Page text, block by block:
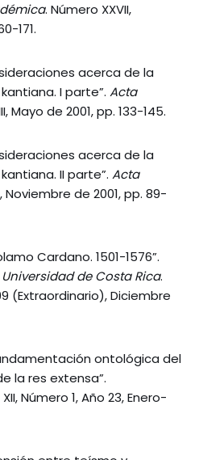
. Número XXVII,
171.
acerca de la
I parte”. Acta
Mayo de 2001, pp. 133-145.
acerca de la
II parte”. Acta
Noviembre de 2001, pp. 89-
Cardano. 1501-1576”.
de Costa Rica.
(Extraordinario), Diciembre
ontológica del
la res extensa”.
Número 1, Año 23, Enero-